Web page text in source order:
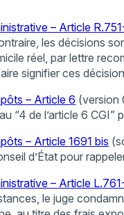
– Article
les décisions
réel, par lettre
signifier ces
– Article 6 (version
“4 de l’article 6
– Article 1691 bis
d’État pour
– Article
le juge